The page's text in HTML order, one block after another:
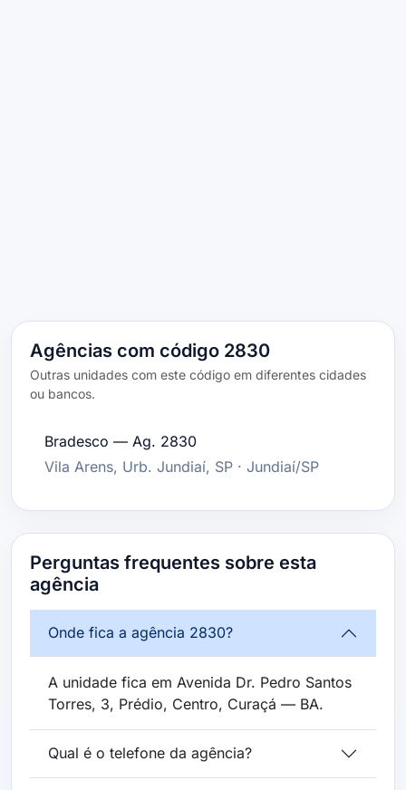
Agências com código 2830
Outras unidades com este código em diferentes cidades
ou bancos.
Bradesco — Ag. 2830
Vila Arens, Urb. Jundiaí, SP · Jundiaí/SP
Perguntas frequentes sobre esta
agência
Onde fica a agência 2830?
A unidade fica em Avenida Dr. Pedro Santos
Torres, 3, Prédio, Centro, Curaçá — BA.
Qual é o telefone da agência?